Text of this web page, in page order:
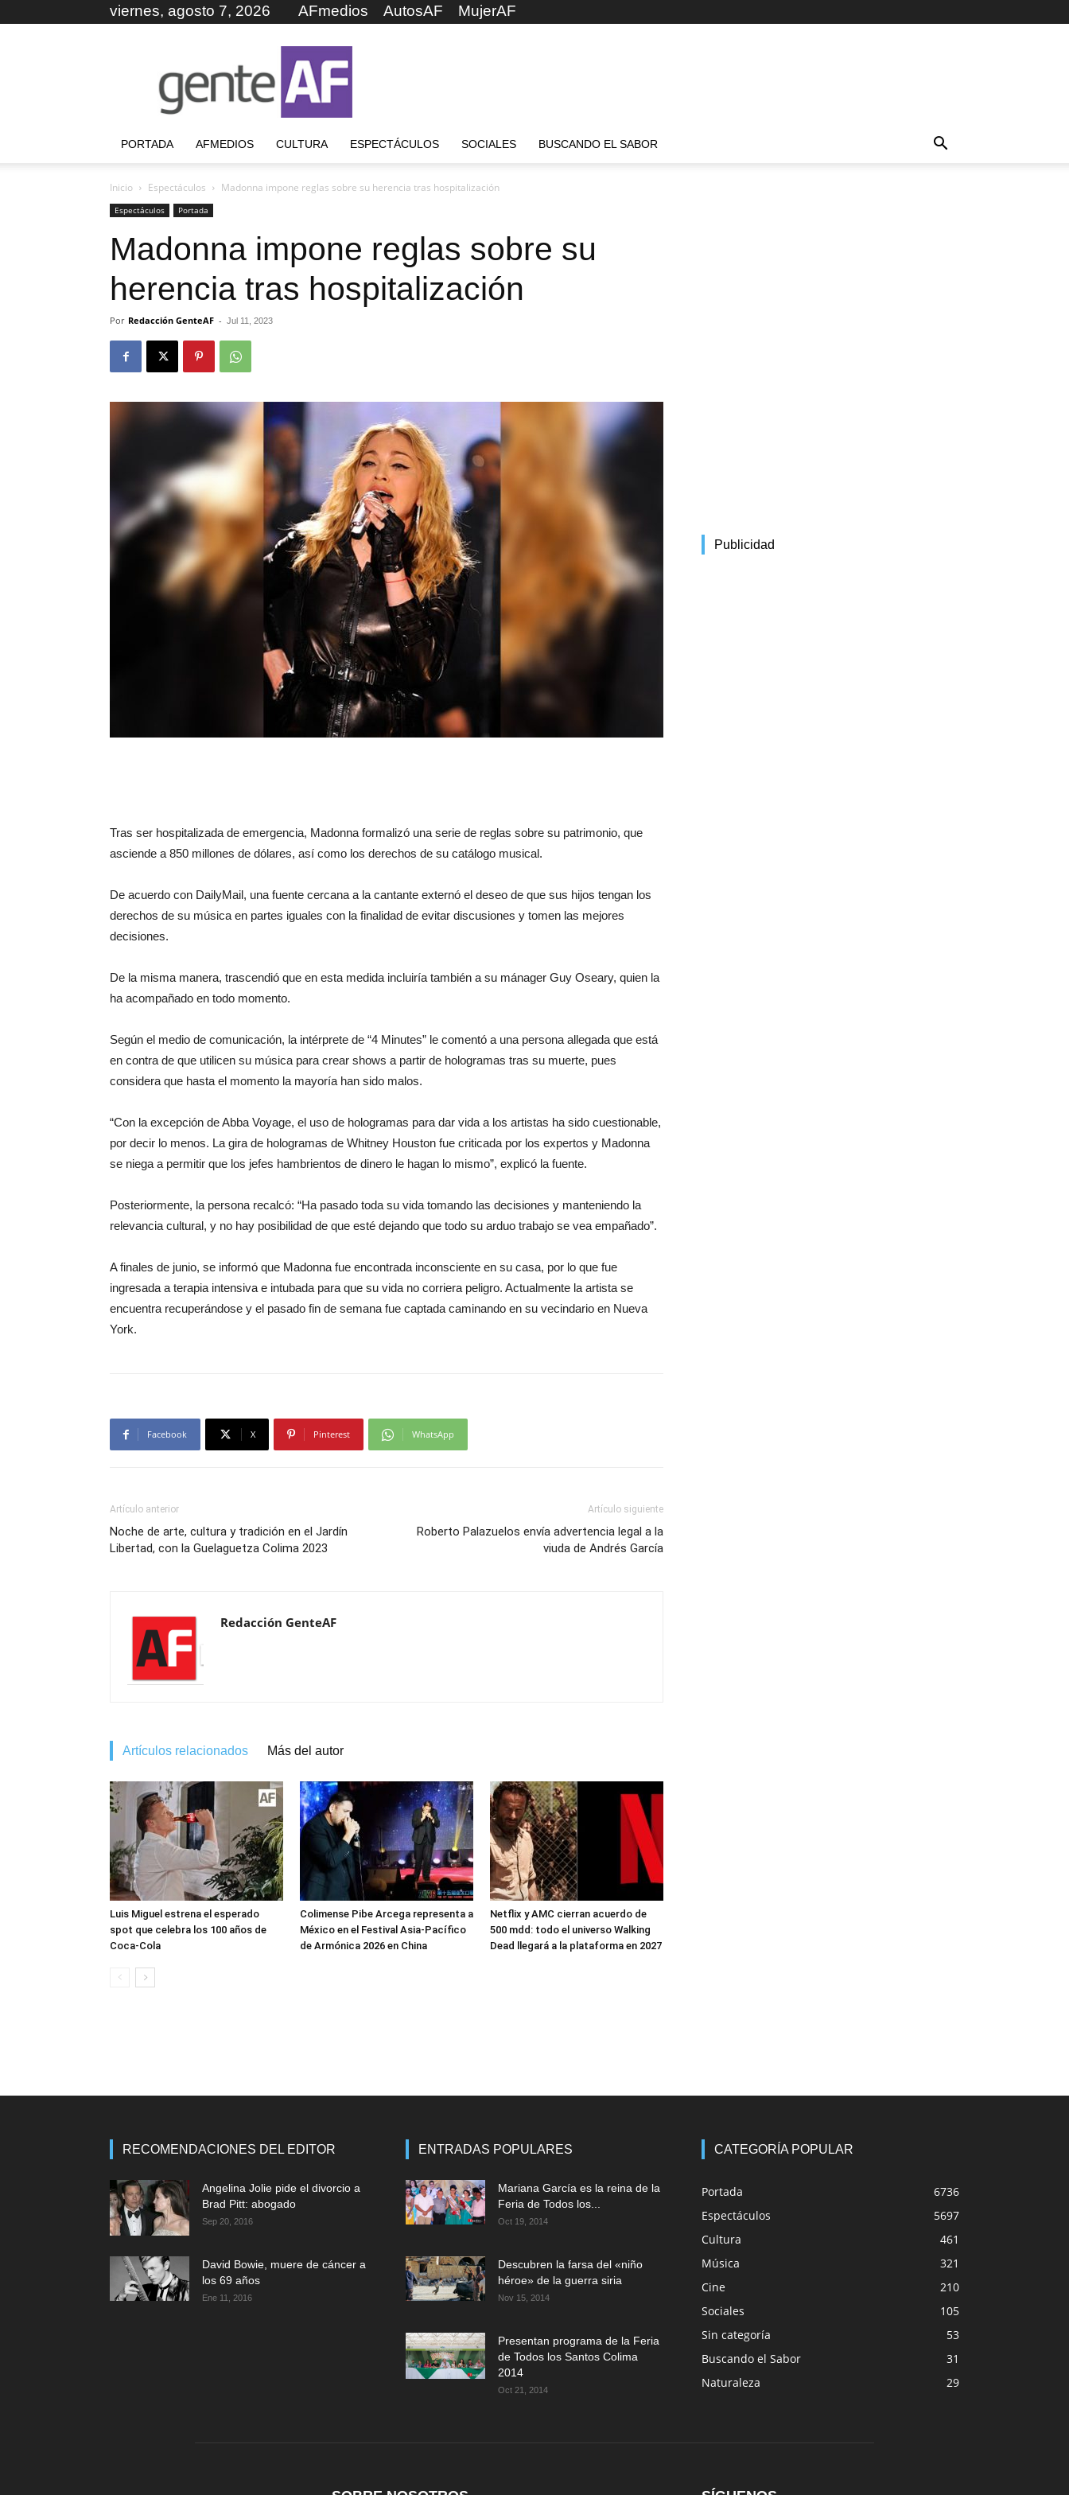
viernes, agosto 7, 2026 AFmedios AutosAF MujerAF
PORTADA AFMEDIOS CULTURA ESPECTÁCULOS SOCIALES BUSCANDO EL SABOR
Inicio Espectáculos Madonna impone reglas sobre su herencia tras hospitalización
Espectáculos Portada
Madonna impone reglas sobre su
herencia tras hospitalización
Por Redacción GenteAF - Jul 11, 2023
Tras ser hospitalizada de emergencia, Madonna formalizó una serie de reglas sobre su patrimonio, que
asciende a 850 millones de dólares, así como los derechos de su catálogo musical.
De acuerdo con DailyMail, una fuente cercana a la cantante externó el deseo de que sus hijos tengan los
derechos de su música en partes iguales con la finalidad de evitar discusiones y tomen las mejores
decisiones.
De la misma manera, trascendió que en esta medida incluiría también a su mánager Guy Oseary, quien la
ha acompañado en todo momento.
Según el medio de comunicación, la intérprete de “4 Minutes” le comentó a una persona allegada que está
en contra de que utilicen su música para crear shows a partir de hologramas tras su muerte, pues
considera que hasta el momento la mayoría han sido malos.
“Con la excepción de Abba Voyage, el uso de hologramas para dar vida a los artistas ha sido cuestionable,
por decir lo menos. La gira de hologramas de Whitney Houston fue criticada por los expertos y Madonna
se niega a permitir que los jefes hambrientos de dinero le hagan lo mismo”, explicó la fuente.
Posteriormente, la persona recalcó: “Ha pasado toda su vida tomando las decisiones y manteniendo la
relevancia cultural, y no hay posibilidad de que esté dejando que todo su arduo trabajo se vea empañado”.
A finales de junio, se informó que Madonna fue encontrada inconsciente en su casa, por lo que fue
ingresada a terapia intensiva e intubada para que su vida no corriera peligro. Actualmente la artista se
encuentra recuperándose y el pasado fin de semana fue captada caminando en su vecindario en Nueva
York.
Facebook X Pinterest WhatsApp
Artículo anterior
Noche de arte, cultura y tradición en el Jardín
Libertad, con la Guelaguetza Colima 2023
Artículo siguiente
Roberto Palazuelos envía advertencia legal a la
viuda de Andrés García
Redacción GenteAF
Artículos relacionados Más del autor
Luis Miguel estrena el esperado
spot que celebra los 100 años de
Coca-Cola
Colimense Pibe Arcega representa a
México en el Festival Asia-Pacífico
de Armónica 2026 en China
Netflix y AMC cierran acuerdo de
500 mdd: todo el universo Walking
Dead llegará a la plataforma en 2027
Publicidad
RECOMENDACIONES DEL EDITOR
Angelina Jolie pide el divorcio a
Brad Pitt: abogado
Sep 20, 2016
David Bowie, muere de cáncer a
los 69 años
Ene 11, 2016
ENTRADAS POPULARES
Mariana García es la reina de la
Feria de Todos los...
Oct 19, 2014
Descubren la farsa del «niño
héroe» de la guerra siria
Nov 15, 2014
Presentan programa de la Feria
de Todos los Santos Colima
2014
Oct 21, 2014
CATEGORÍA POPULAR
Portada
6736
Espectáculos
5697
Cultura
461
Música
321
Cine
210
Sociales
105
Sin categoría
53
Buscando el Sabor
31
Naturaleza
29